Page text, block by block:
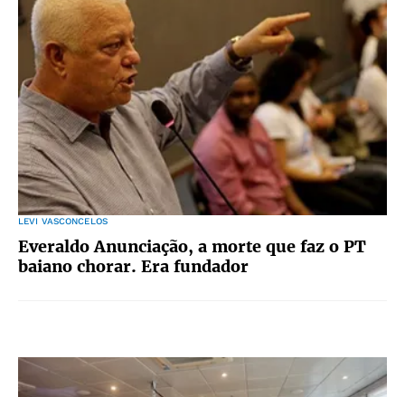
LEVI VASCONCELOS
Everaldo Anunciação, a morte que faz o PT
baiano chorar. Era fundador